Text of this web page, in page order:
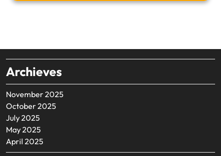
Archieves
November 2025
October 2025
July 2025
May 2025
April 2025